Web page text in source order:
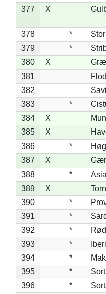
377
X
378 *
379
*
380
X
381
382
383
*
384
X
385
X
386
*
387
X
388
*
389
X
390
*
391
*
392
*
393
*
394
*
395
*
396
*